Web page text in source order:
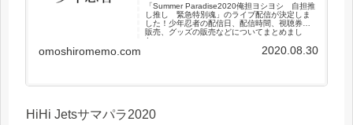
「Summer Paradise2020俺担ヨシヨシ 自担推
し推し 緊急特別魂」のライブ配信が決定しま
した！少年忍者の配信日、配信時間、視聴券の
販売、グッズの販売などについてまとめまし
た。
omoshiromemo.com 2020.08.30
HiHi Jetsサマパラ2020